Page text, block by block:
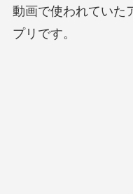
動画で使われていた
プリです。